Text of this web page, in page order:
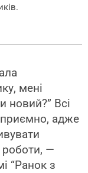
мені
новий?” Всі
адже
роботи, —
“Ранок з